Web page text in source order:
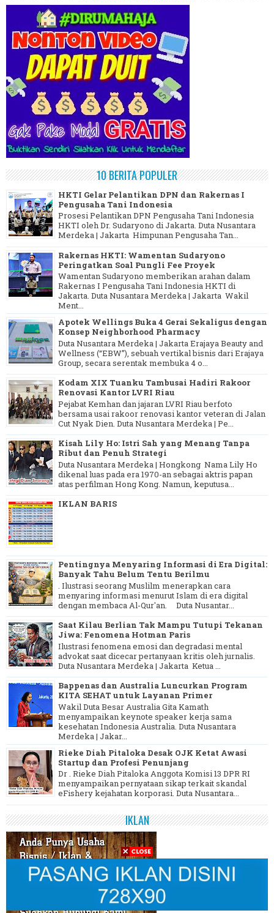
10 BERITA POPULER
HKTI Gelar Pelantikan DPN dan Rakernas I
Pengusaha Tani Indonesia
Prosesi Pelantikan DPN Pengusaha Tani Indonesia
HKTI oleh Dr. Sudaryono di Jakarta. Duta Nusantara
Merdeka | Jakarta Himpunan Pengusaha Tan...
Rakernas HKTI: Wamentan Sudaryono
Peringatkan Soal Pungli Fee Proyek
Wamentan Sudaryono memberikan arahan dalam
Rakernas I Pengusaha Tani Indonesia HKTI di
Jakarta. Duta Nusantara Merdeka | Jakarta Wakil
Ment...
Apotek Wellings Buka 4 Gerai Sekaligus dengan
Konsep Neighborhood Pharmacy
Duta Nusantara Merdeka | Jakarta Erajaya Beauty and
Wellness (“EBW”), sebuah vertikal bisnis dari Erajaya
Group, secara serentak membuka 4 o...
Kodam XIX Tuanku Tambusai Hadiri Rakoor
Renovasi Kantor LVRI Riau
Pejabat Kemhan dan jajaran LVRI Riau berfoto
bersama usai rakoor renovasi kantor veteran di Jalan
Cut Nyak Dien. Duta Nusantara Merdeka | Pe...
Kisah Lily Ho: Istri Sah yang Menang Tanpa
Ribut dan Penuh Strategi
Duta Nusantara Merdeka | Hongkong Nama Lily Ho
dikenal luas pada era 1970-an sebagai aktris papan
atas perfilman Hong Kong. Namun, keputusa...
IKLAN BARIS
Pentingnya Menyaring Informasi di Era Digital:
Banyak Tahu Belum Tentu Berilmu
. Ilustrasi seorang Muslilm menerapkan cara
menyaring informasi menurut Islam di era digital
dengan membaca Al-Qur'an. Duta Nusantar...
Saat Kilau Berlian Tak Mampu Tutupi Tekanan
Jiwa: Fenomena Hotman Paris
Ilustrasi fenomena emosi dan degradasi mental
advokat saat dicecar pertanyaan kritis oleh jurnalis.
Duta Nusantara Merdeka | Jakarta Ketua ...
Bappenas dan Australia Luncurkan Program
KITA SEHAT untuk Layanan Primer
Wakil Duta Besar Australia Gita Kamath
menyampaikan keynote speaker kerja sama
kesehatan Indonesia Australia. Duta Nusantara
Merdeka | Jakar...
Rieke Diah Pitaloka Desak OJK Ketat Awasi
Startup dan Profesi Penunjang
Dr . Rieke Diah Pitaloka Anggota Komisi 13 DPR RI
menyampaikan pernyataan sikap terkait skandal
eFishery kejahatan korporasi. Duta Nusantara...
IKLAN